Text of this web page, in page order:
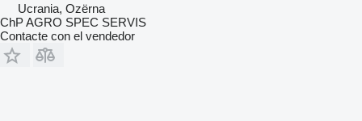
Ucrania, Ozërna
ChP AGRO SPEC SERVIS
Contacte con el vendedor